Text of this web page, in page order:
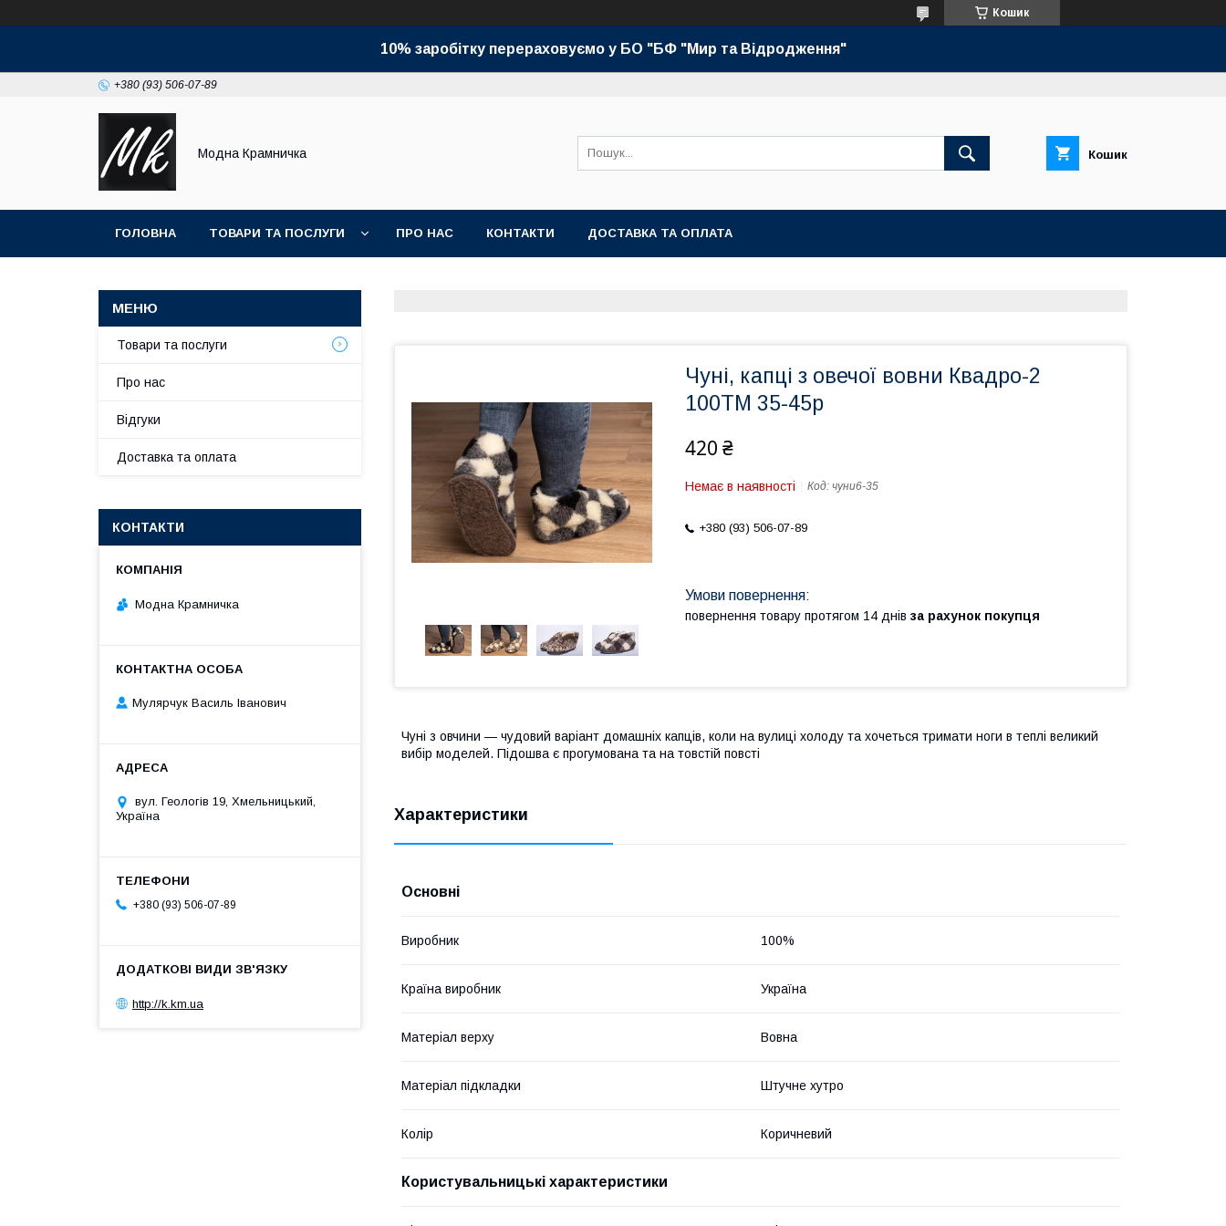
Кошик
10% заробітку перераховуємо у БО "БФ "Мир та Відродження"
+380 (93) 506-07-89
Модна Крамничка Кошик
ГОЛОВНА ТОВАРИ ТА ПОСЛУГИ ПРО НАС КОНТАКТИ ДОСТАВКА ТА ОПЛАТА
Чуні, капці з овечої вовни Квадро-2
100TM 35-45р
420 ₴
Немає в наявності Код: чуни6-35
+380 (93) 506-07-89
повернення товару протягом 14 днів за рахунок покупця
Чуні з овчини — чудовий варіант домашніх капців, коли на вулиці холоду та хочеться тримати ноги в теплі великий
вибір моделей. Підошва є прогумована та на товстій повсті
Характеристики
Основні
Виробник 100%
Країна виробник Україна
Матеріал верху Вовна
Матеріал підкладки Штучне хутро
Колір Коричневий
Користувальницькі характеристики
Товари та послуги
Про нас
Відгуки
Доставка та оплата
КОНТАКТИ
Модна Крамничка
Мулярчук Василь Іванович
вул. Геологів 19, Хмельницький,
Україна
+380 (93) 506-07-89
http://k.km.ua